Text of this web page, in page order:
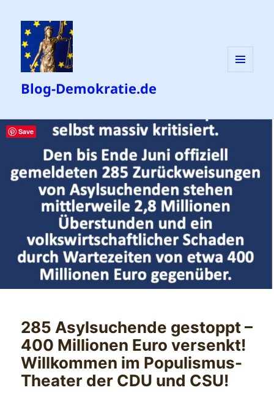
Blog-Demokratie.de
285 Asylsuchende gestoppt –
400 Millionen Euro versenkt!
Willkommen im Populismus-
Theater der CDU und CSU!
Save